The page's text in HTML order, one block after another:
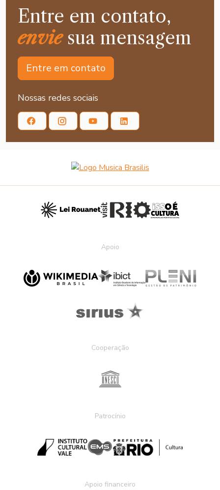
Entre em contato,
enviesua mensagem
Entre em contato
Nossas redes sociais
Apoio
Cooperação
Patrocínio
Apoio financeiro